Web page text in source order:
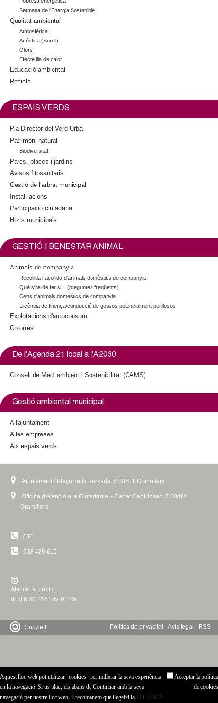
e
n
a
)
Setmana de l'Energia Sostenible
Qualitat ambiental
Atmosfèrica
Acústica (Soroll)
Olors
Efecte illa de calor
Educació ambiental
Recicla
ESPAIS VERDS
Pla Director del Verd Urbà
Patrimoni natural
Biodiversitat
Parcs, places i jardins
Avisos fitosanitaris
Gestió de l'arbrat municipal
Instal·lacions
Participació ciutadana
Horts municipals
GESTIÓ I BENESTAR ANIMAL
Animals de companyia
Recollida i acollida d'animals domèstics de companyia
Què s'ha de fer si... (preguntes freqüents)
Cens d'animals domèstics de companyia
Llicència de tinença/conducció de gossos potencialment perillosos
Explotacions d'autoconsum
Cotorres
De l'Agenda 21 local a l'A2030
Consell de Medi ambient i Sostenibilitat (CAMS)
Gestió ambiental municipal
A l'ajuntament
A les empreses
Als espais verds
Ajuntament - Plaça de la Porxada, 6 08401 Granollers
Oficina d'Atenció a la Ciutadania - Carrer Sant Josep, 7 08401
Granollers
010
938 426 610
Atenció al públic:
dl-dj 8.30-15h i dv. 9-14h
Política de privacitat Avís legal RSS
Copyleft
-
Aquest lloc web pot utilitzar "cookies" per millorar la seva experiència
en la navegació. Si us plau, els abans de Continuar amb la seva
navegació per nostre lloc web, li recomanem que llegeixi la POLÍTICA
Acceptar la política
de cookies